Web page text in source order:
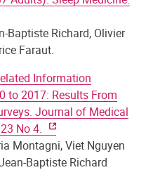
Baptiste Richard, Olivier
Faraut.
Information
to 2017: Results From
Journal of Medical
No 4.
Montagni, Viet Nguyen
Baptiste Richard